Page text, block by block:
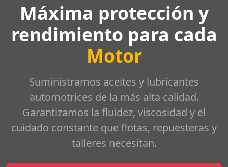
Máxima protección y
rendimiento para cada
Motor
Suministramos aceites y lubricantes
automotrices de la más alta calidad.
Garantizamos la fluidez, viscosidad y el
cuidado constante que flotas, repuesteras y
talleres necesitan.